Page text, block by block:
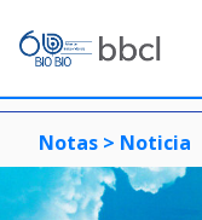
Notas > Noticia